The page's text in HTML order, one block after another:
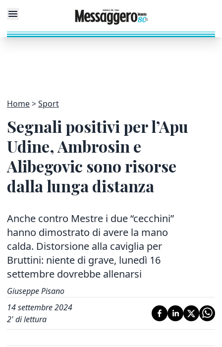
Home Sport
Segnali positivi per l’Apu
Udine, Ambrosin e
Alibegovic sono risorse
dalla lunga distanza
Anche contro Mestre i due “cecchini”
hanno dimostrato di avere la mano
calda. Distorsione alla caviglia per
Bruttini: niente di grave, lunedì 16
settembre dovrebbe allenarsi
Giuseppe Pisano
14 settembre 2024
2' di lettura